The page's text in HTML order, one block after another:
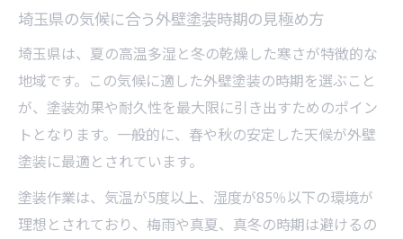
埼玉県の気候に合う外壁塗装時期の見極め方
埼玉県は、夏の高温多湿と冬の乾燥した寒さが特徴的な
地域です。この気候に適した外壁塗装の時期を選ぶこと
が、塗装効果や耐久性を最大限に引き出すためのポイン
トとなります。一般的に、春や秋の安定した天候が外壁
塗装に最適とされています。
塗装作業は、気温が5度以上、湿度が85％以下の環境が
理想とされており、梅雨や真夏、真冬の時期は避けるの